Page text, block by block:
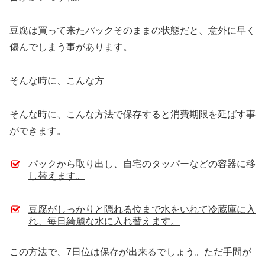
豆腐は買って来たパックそのままの状態だと、意外に早く
傷んでしまう事があります。
そんな時に、こんな方
そんな時に、こんな方法で保存すると消費期限を延ばす事
ができます。
パックから取り出し、自宅のタッパーなどの容器に移
し替えます。
豆腐がしっかりと隠れる位まで水をいれて冷蔵庫に入
れ、毎日綺麗な水に入れ替えます。
この方法で、7日位は保存が出来るでしょう。ただ手間が